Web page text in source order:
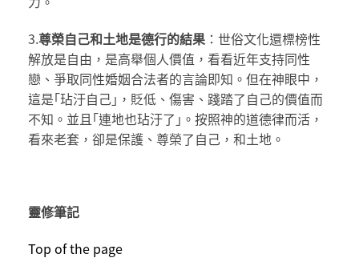
3.尊榮自己和土地是德行的結果 ：世俗文化還標榜性
解放是自由，是高舉個人價值，看看近年支持同性
戀、爭取同性婚姻合法者的言論即知。但在神眼中，
這是｢玷汙自己｣，貶低、傷害、踐踏了自己的價值而
不知。並且｢連地也玷汙了｣。按照神的道德律而活，
看來老套，卻是保護、尊榮了自己，和土地。
靈修筆記
Top of the page